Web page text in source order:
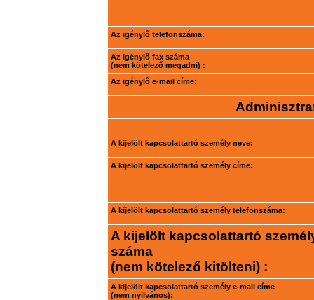
Az igénylő telefonszáma:
Az igénylő fax száma
(nem kötelező megadni) :
Az igénylő e-mail címe:
A kijelölt kapcsolattartó személy neve:
A kijelölt kapcsolattartó személy címe:
A kijelölt kapcsolattartó személy telefonszáma:
A kijelölt kapcsolattartó
száma
(nem kötelező kitölteni) :
A kijelölt kapcsolattartó személy e-mail címe
(nem nyilvános):